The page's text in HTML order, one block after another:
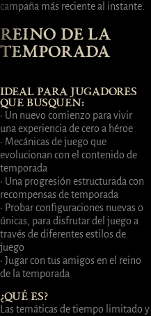
campaña más reciente al instante.
REINO DE LA
TEMPORADA
IDEAL PARA JUGADORES
QUE BUSQUEN:
· Un nuevo comienzo para vivir
una experiencia de cero a héroe
· Mecánicas de juego que
evolucionan con el contenido de
temporada
· Una progresión estructurada con
recompensas de temporada
· Probar configuraciones nuevas o
únicas, para disfrutar del juego a
través de diferentes estilos de
juego
· Jugar con tus amigos en el reino
de la temporada
¿QUÉ ES?
Las temáticas de tiempo limitado y